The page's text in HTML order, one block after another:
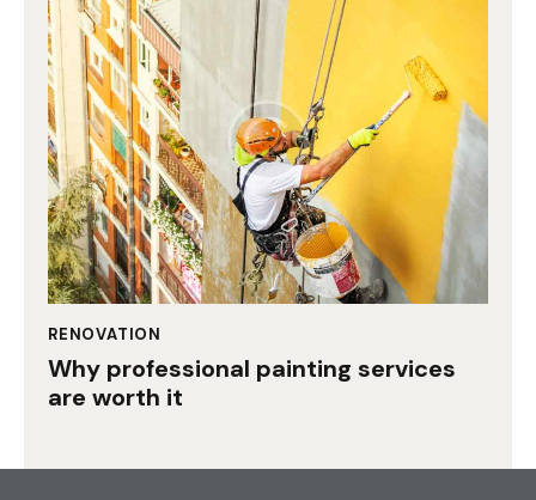
RENOVATION
Why professional painting services
are worth it